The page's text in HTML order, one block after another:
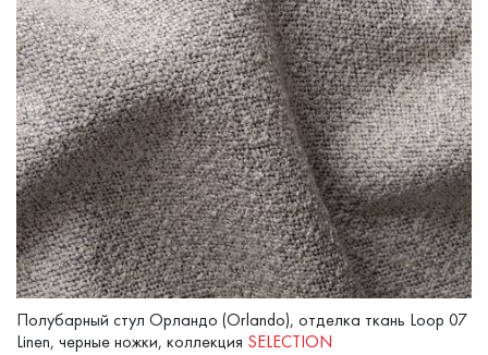
Полубарный стул Орландо (Orlando), отделка ткань Loop 07
Linen, черные ножки, коллекция SELECTION